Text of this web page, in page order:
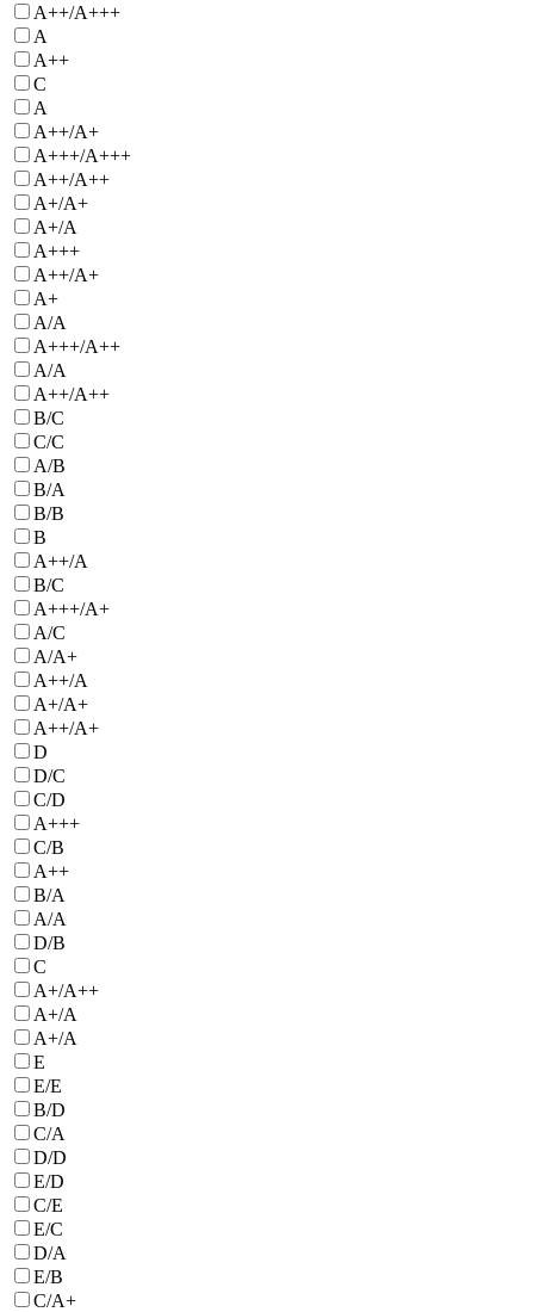
A++/A+++
A
A++
С
А
A++/A+
A+++/A+++
A++/A++
A+/A+
A+/A
A+++
А++/А+
A+
А/А
A+++/A++
А/A
A++/А++
B/C
C/C
A/B
B/A
B/B
B
A++/A
B/С
A+++/A+
A/C
A/A+
А++/А
A+/А+
А++/A+
D
D/C
C/D
А+++
C/B
А++
B/А
A/А
D/B
C
A+/A++
А+/А
A+/А
E
E/E
B/D
C/A
D/D
E/D
C/E
E/C
D/A
E/B
C/A+